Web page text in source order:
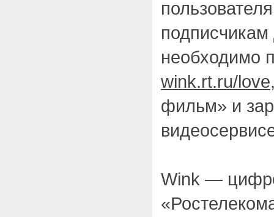
необходимо
wink.rt.ru/love
фильм» и
Wink —